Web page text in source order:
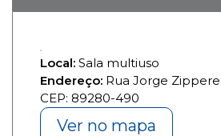
Local: Sala multiuso
Endereço: Rua Jorge
CEP: 89280-490
Ver no mapa